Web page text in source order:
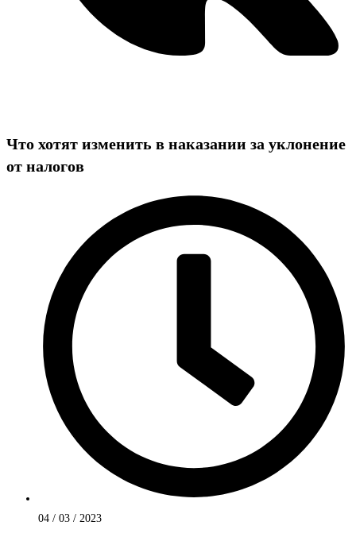
Что хотят изменить в наказании за уклонение
от налогов
04 / 03 / 2023